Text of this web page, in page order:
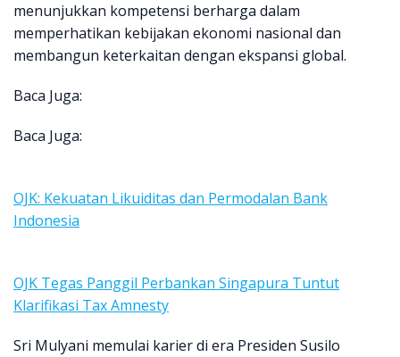
menunjukkan kompetensi berharga dalam
memperhatikan kebijakan ekonomi nasional dan
membangun keterkaitan dengan ekspansi global.
Baca Juga:
Baca Juga:
OJK: Kekuatan Likuiditas dan Permodalan Bank
Indonesia
OJK Tegas Panggil Perbankan Singapura Tuntut
Klarifikasi Tax Amnesty
Sri Mulyani memulai karier di era Presiden Susilo